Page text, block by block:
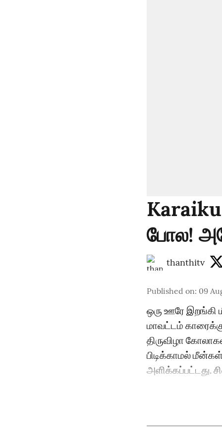
போல!
thanthitv
Published on: 09
ஒரு ஊரே இறங்கி
மாவட்டம்
திருவிழா
பிடிக்காமல்
அளிக்கப்பட்டது.